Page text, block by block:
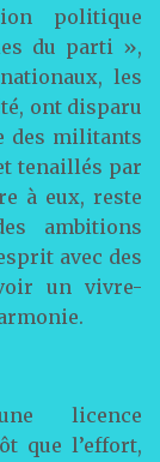
politique
du parti »,
les
ont disparu
des militants
tenaillés par
à eux, reste
ambitions
avec des
un vivre-
licence
que l’effort,